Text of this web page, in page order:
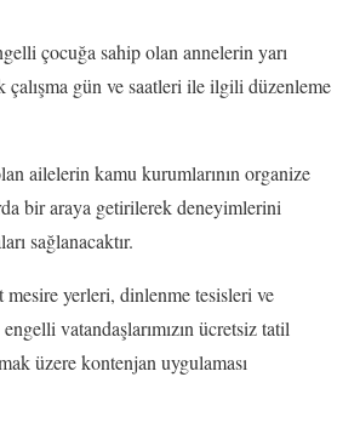
çocuğa sahip olan annelerin yarı
çalışma gün ve saatleri ile ilgili düzenleme
ailelerin kamu kurumlarının organize
bir araya getirilerek deneyimlerini
sağlanacaktır.
yerleri, dinlenme tesisleri ve
vatandaşlarımızın ücretsiz tatil
üzere kontenjan uygulaması